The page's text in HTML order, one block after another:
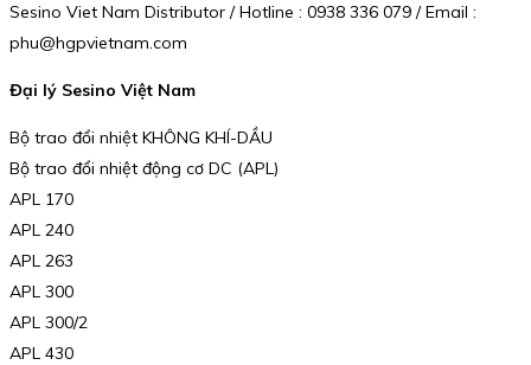
Sesino Viet Nam Distributor / Hotline : 0938 336 079 / Email :
phu@hgpvietnam.com
Đại lý Sesino Việt Nam
Bộ trao đổi nhiệt KHÔNG KHÍ-DẦU
Bộ trao đổi nhiệt động cơ DC (APL)
APL 170
APL 240
APL 263
APL 300
APL 300/2
APL 430